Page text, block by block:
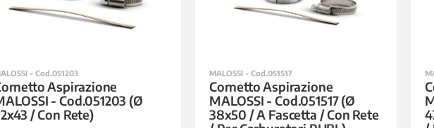
- Cod.051203
Aspirazione
- Cod.051203 (Ø
/ Con Rete)
MALOSSI - Cod.051517
Cornetto Aspirazione
MALOSSI - Cod.051517 (Ø
38x50 / A Fascetta / Con Rete